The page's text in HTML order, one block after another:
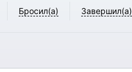
Бросил(а) Завершил(а)